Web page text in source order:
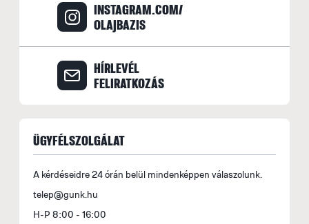
INSTAGRAM.COM/
OLAJBAZIS
HÍRLEVÉL
FELIRATKOZÁS
ÜGYFÉLSZOLGÁLAT
A kérdéseidre 24 órán belül mindenképpen válaszolunk.
telep@gunk.hu
H-P 8:00 - 16:00